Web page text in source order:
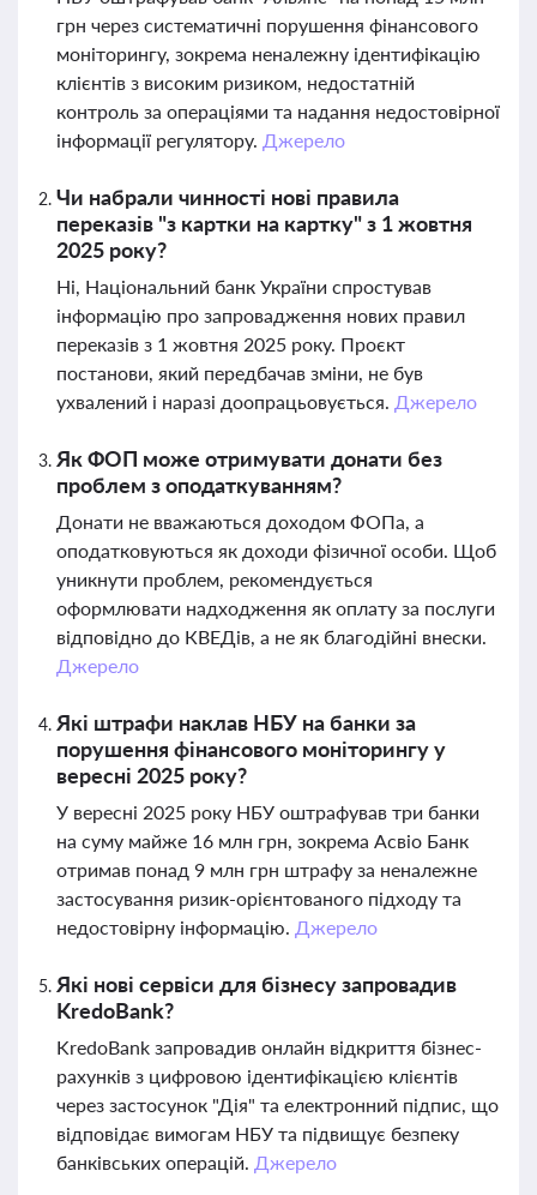
грн через систематичні порушення фінансового
моніторингу, зокрема неналежну ідентифікацію
клієнтів з високим ризиком, недостатній
контроль за операціями та надання недостовірної
інформації регулятору. Джерело
Чи набрали чинності нові правила
переказів "з картки на картку" з 1 жовтня
2025 року?
Ні, Національний банк України спростував
інформацію про запровадження нових правил
переказів з 1 жовтня 2025 року. Проєкт
постанови, який передбачав зміни, не був
ухвалений і наразі доопрацьовується. Джерело
Як ФОП може отримувати донати без
проблем з оподаткуванням?
Донати не вважаються доходом ФОПа, а
оподатковуються як доходи фізичної особи. Щоб
уникнути проблем, рекомендується
оформлювати надходження як оплату за послуги
відповідно до КВЕДів, а не як благодійні внески.
Джерело
Які штрафи наклав НБУ на банки за
порушення фінансового моніторингу у
вересні 2025 року?
У вересні 2025 року НБУ оштрафував три банки
на суму майже 16 млн грн, зокрема Асвіо Банк
отримав понад 9 млн грн штрафу за неналежне
застосування ризик-орієнтованого підходу та
недостовірну інформацію. Джерело
Які нові сервіси для бізнесу запровадив
KredoBank?
KredoBank запровадив онлайн відкриття бізнес-
рахунків з цифровою ідентифікацією клієнтів
через застосунок "Дія" та електронний підпис, що
відповідає вимогам НБУ та підвищує безпеку
банківських операцій. Джерело